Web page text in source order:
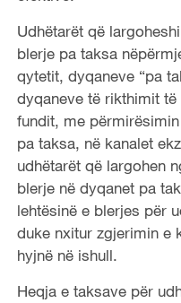
Udhëtarët që
blerje pa taksa
qytetit, dyqaneve “pa
dyqaneve të rikthimit
fundit, me
pa taksa, në kanalet
udhëtarët që largohen
blerje në dyqanet pa
lehtësinë e blerjes për
duke nxitur zgjerimin e
hyjnë në ishull.
Heqja e taksave për